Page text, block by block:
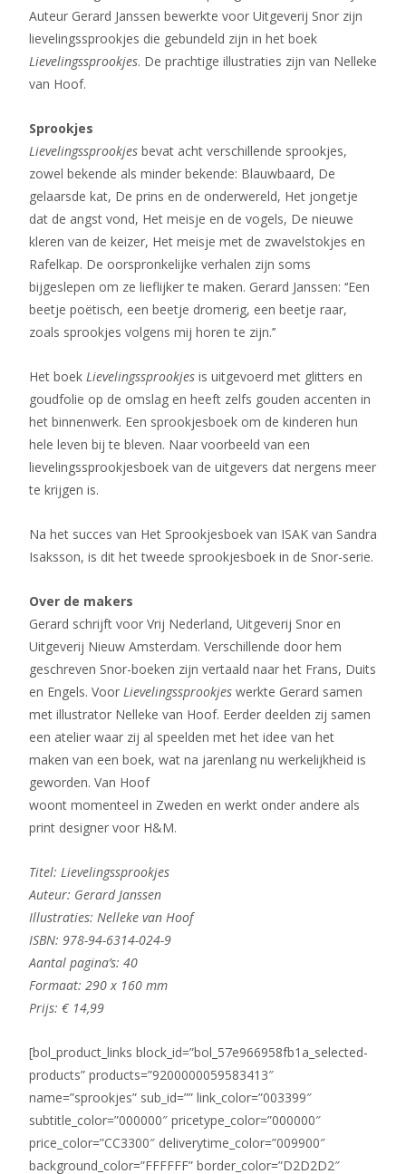
Auteur Gerard Janssen bewerkte voor Uitgeverij Snor zijn
lievelingssprookjes die gebundeld zijn in het boek
Lievelingssprookjes. De prachtige illustraties zijn van Nelleke
van Hoof.
Sprookjes
Lievelingssprookjes bevat acht verschillende sprookjes,
zowel bekende als minder bekende: Blauwbaard, De
gelaarsde kat, De prins en de onderwereld, Het jongetje
dat de angst vond, Het meisje en de vogels, De nieuwe
kleren van de keizer, Het meisje met de zwavelstokjes en
Rafelkap. De oorspronkelijke verhalen zijn soms
bijgeslepen om ze lieflijker te maken. Gerard Janssen: ‘‘Een
beetje poëtisch, een beetje dromerig, een beetje raar,
zoals sprookjes volgens mij horen te zijn.’’
Het boek Lievelingssprookjes is uitgevoerd met glitters en
goudfolie op de omslag en heeft zelfs gouden accenten in
het binnenwerk. Een sprookjesboek om de kinderen hun
hele leven bij te bleven. Naar voorbeeld van een
lievelingssprookjesboek van de uitgevers dat nergens meer
te krijgen is.
Na het succes van Het Sprookjesboek van ISAK van Sandra
Isaksson, is dit het tweede sprookjesboek in de Snor-serie.
Over de makers
Gerard schrijft voor Vrij Nederland, Uitgeverij Snor en
Uitgeverij Nieuw Amsterdam. Verschillende door hem
geschreven Snor-boeken zijn vertaald naar het Frans, Duits
en Engels. Voor Lievelingssprookjes werkte Gerard samen
met illustrator Nelleke van Hoof. Eerder deelden zij samen
een atelier waar zij al speelden met het idee van het
maken van een boek, wat na jarenlang nu werkelijkheid is
geworden. Van Hoof
woont momenteel in Zweden en werkt onder andere als
print designer voor H&M.
Titel: Lievelingssprookjes
Auteur: Gerard Janssen
Illustraties: Nelleke van Hoof
ISBN: 978-94-6314-024-9
Aantal pagina’s: 40
Formaat: 290 x 160 mm
Prijs: € 14,99
[bol_product_links block_id=”bol_57e966958fb1a_selected-
products” products=”9200000059583413″
name=”sprookjes” sub_id=”” link_color=”003399″
subtitle_color=”000000″ pricetype_color=”000000″
price_color=”CC3300″ deliverytime_color=”009900″
background_color=”FFFFFF” border_color=”D2D2D2″